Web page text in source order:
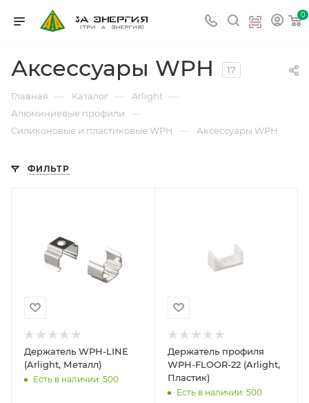
0
Аксессуары WPH 17
Главная — Каталог — Arlight —
Алюминиевые профили —
Силиконовые и пластиковые WPH — Аксессуары WPH
ФИЛЬТР
Держатель WPH-LINE
(Arlight, Металл)
Есть в наличии: 500
Держатель профиля
WPH-FLOOR-22 (Arlight,
Пластик)
Есть в наличии: 500